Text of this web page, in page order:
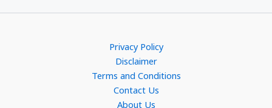
Privacy Policy
Disclaimer
Terms and Conditions
Contact Us
About Us